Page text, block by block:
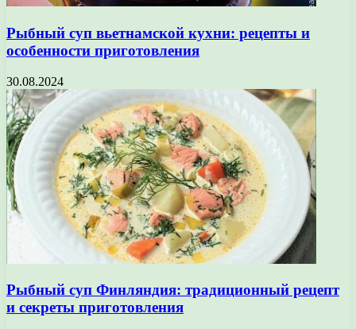
Рыбный суп вьетнамской кухни: рецепты и
особенности приготовления
30.08.2024
Рыбный суп Финляндия: традиционный рецепт
и секреты приготовления